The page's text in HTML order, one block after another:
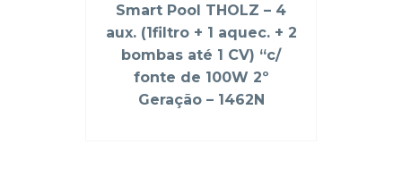
Smart Pool THOLZ – 4
aux. (1filtro + 1 aquec. + 2
bombas até 1 CV) “c/
fonte de 100W 2º
Geração – 1462N